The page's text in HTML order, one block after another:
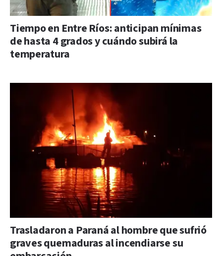
Tiempo en Entre Ríos: anticipan mínimas
de hasta 4 grados y cuándo subirá la
temperatura
Trasladaron a Paraná al hombre que sufrió
graves quemaduras al incendiarse su